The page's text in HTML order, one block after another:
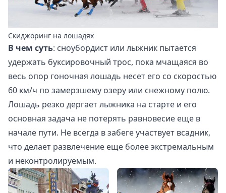
Скиджоринг на лошадях
В чем суть: сноубордист или лыжник пытается
удержать буксировочный трос, пока мчащаяся во
весь опор гоночная лошадь несет его со скоростью
60 км/ч по замерзшему озеру или снежному полю.
Лошадь резко дергает лыжника на старте и его
основная задача не потерять равновесие еще в
начале пути. Не всегда в забеге участвует всадник,
что делает развлечение еще более экстремальным
и неконтролируемым.